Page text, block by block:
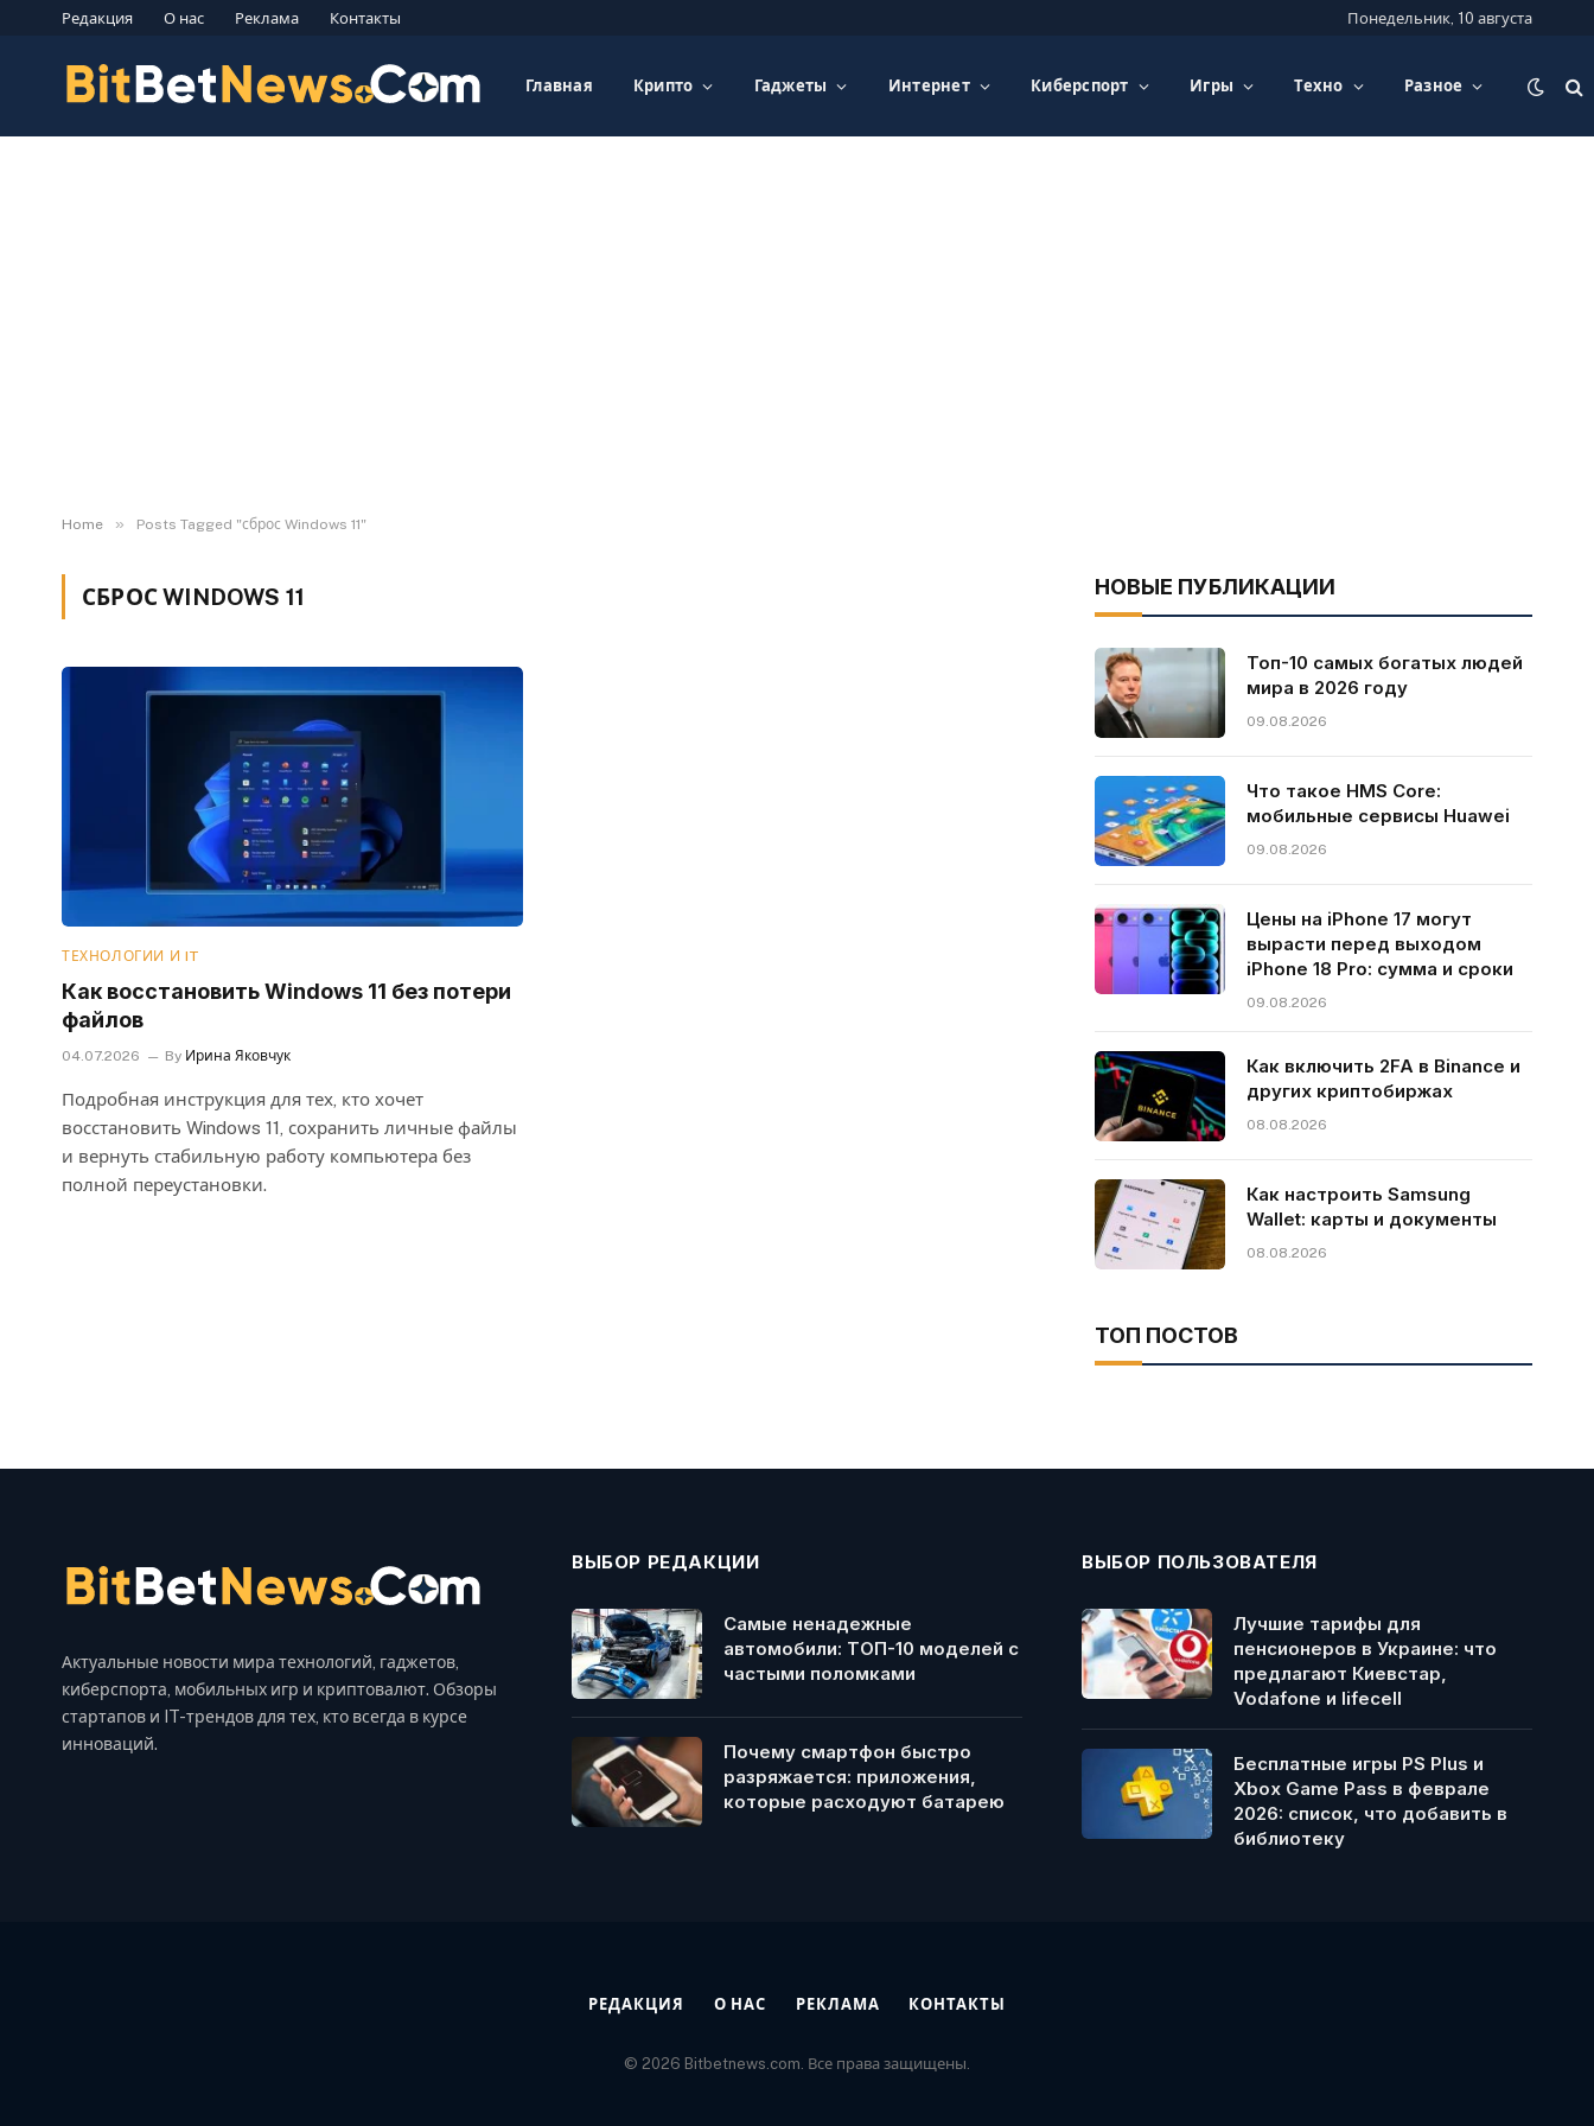
Редакция О нас Реклама Контакты Понедельник, 10 августа
Главная Крипто Гаджеты Интернет Киберспорт Игры Техно Разное
Home » Posts Tagged "сброс Windows 11"
СБРОС WINDOWS 11
ТЕХНОЛОГИИ И IT
Как восстановить Windows 11 без потери
файлов
04.07.2026 By Ирина Яковчук
Подробная инструкция для тех, кто хочет
восстановить Windows 11, сохранить личные файлы
и вернуть стабильную работу компьютера без
полной переустановки.
НОВЫЕ ПУБЛИКАЦИИ
Топ-10 самых богатых людей
мира в 2026 году
09.08.2026
Что такое HMS Core:
мобильные сервисы Huawei
09.08.2026
Цены на iPhone 17 могут
вырасти перед выходом
iPhone 18 Pro: сумма и сроки
09.08.2026
Как включить 2FA в Binance и
других криптобиржах
08.08.2026
Как настроить Samsung
Wallet: карты и документы
08.08.2026
ТОП ПОСТОВ
Актуальные новости мира технологий, гаджетов,
киберспорта, мобильных игр и криптовалют. Обзоры
стартапов и IT-трендов для тех, кто всегда в курсе
инноваций.
ВЫБОР РЕДАКЦИИ
Самые ненадежные
автомобили: ТОП-10 моделей с
частыми поломками
Почему смартфон быстро
разряжается: приложения,
которые расходуют батарею
ВЫБОР ПОЛЬЗОВАТЕЛЯ
Лучшие тарифы для
пенсионеров в Украине: что
предлагают Киевстар,
Vodafone и lifecell
Бесплатные игры PS Plus и
Xbox Game Pass в феврале
2026: список, что добавить в
библиотеку
РЕДАКЦИЯ О НАС РЕКЛАМА КОНТАКТЫ
© 2026 Bitbetnews.com. Все права защищены.